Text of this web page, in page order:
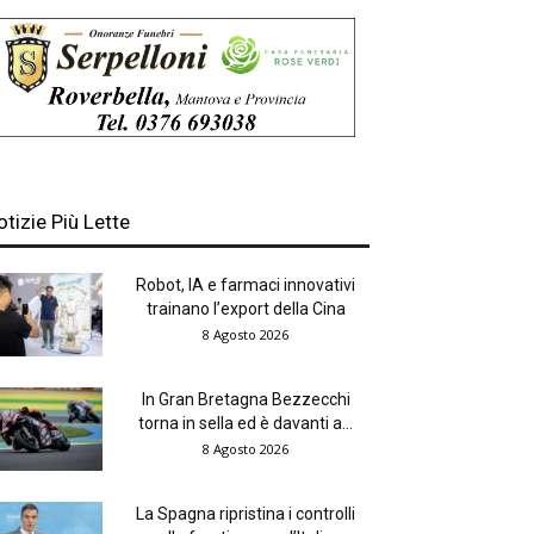
Più Lette
Robot, IA e farmaci innovativi
trainano l’export della Cina
8 Agosto 2026
In Gran Bretagna Bezzecchi
torna in sella ed è davanti a...
8 Agosto 2026
La Spagna ripristina i controlli